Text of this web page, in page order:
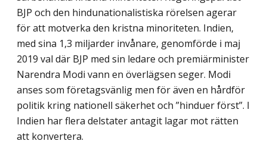
BJP och den hindunationalistiska rörelsen agerar
för att motverka den kristna minoriteten. Indien,
med sina 1,3 miljarder invånare, genomförde i maj
2019 val där BJP med sin ledare och premiärminister
Narendra Modi vann en överlägsen seger. Modi
anses som företagsvänlig men för även en hårdför
politik kring nationell säkerhet och ”hinduer först”. I
Indien har flera delstater antagit lagar mot rätten
att konvertera.